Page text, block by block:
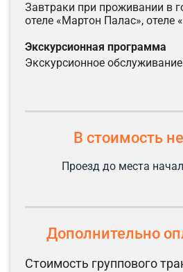
завтраки при проживании в гостинице «Турист»,
отеле «Мартон Палас»,
экскурсионная программа
экскурсионное
В стоимость
Проезд до места
Дополнительно
Стоимость группового